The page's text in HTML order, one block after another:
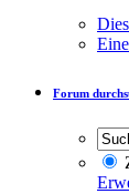
Forum